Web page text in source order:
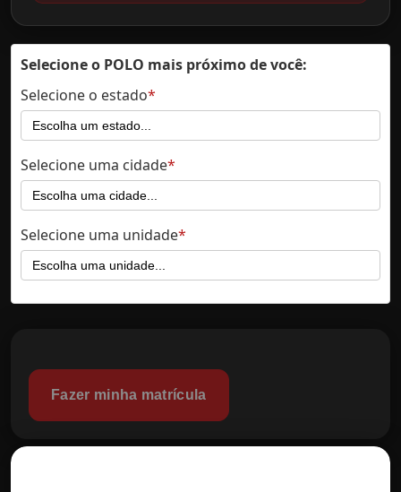
Selecione o POLO mais próximo de você:
Selecione o estado
Selecione uma cidade
Selecione uma unidade
Fazer minha matrícula